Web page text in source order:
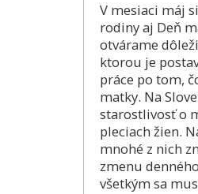
V mesiaci máj
rodiny aj Deň
otvárame
ktorou je
práce po tom,
matky. Na
starostlivosť o
pleciach žien.
mnohé z nich
zmenu
všetkým sa